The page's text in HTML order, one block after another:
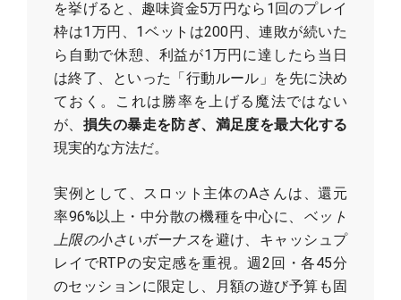
を挙げると、趣味資金5万円なら1回のプレイ
枠は1万円、1ベットは200円、連敗が続いた
ら自動で休憩、利益が1万円に達したら当日
は終了、といった「行動ルール」を先に決め
ておく。これは勝率を上げる魔法ではない
が、 損失の暴走を防ぎ、満足度を最大化する
現実的な方法だ。
実例として、スロット主体のAさんは、還元
率96%以上・中分散の機種を中心に、 ベット
上限の小さいボーナスを避け、キャッシュプ
レイでRTPの安定感を重視。週2回・各45分
のセッションに限定し、月額の遊び予算も固